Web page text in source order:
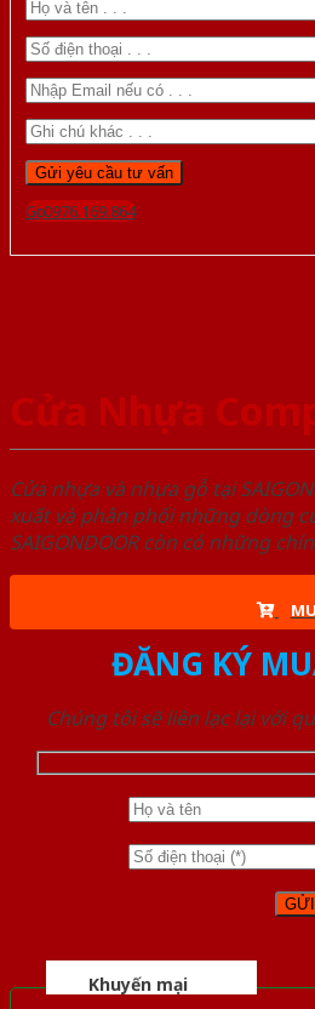
Gọi 0976.169.864
Cửa Nhựa
Cửa nhựa và nhựa gỗ tại
xuất và phân phối những dòng
SAIGONDOOR còn có những
ĐĂNG KÝ
Chúng tôi sẽ liên lạc lại với
Khuyến mại